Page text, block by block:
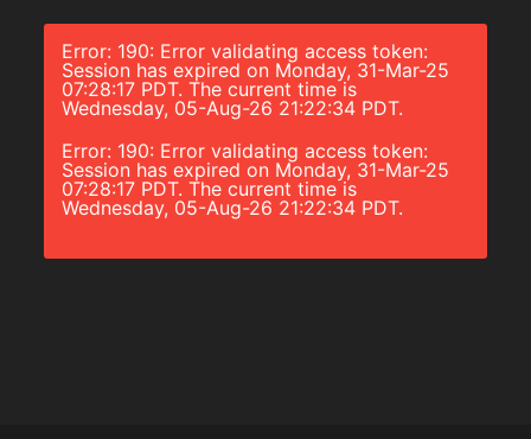
Error: 190: Error validating access token:
Session has expired on Monday, 31-Mar-25
07:28:17 PDT. The current time is
Wednesday, 05-Aug-26 21:22:34 PDT.
Error: 190: Error validating access token:
Session has expired on Monday, 31-Mar-25
07:28:17 PDT. The current time is
Wednesday, 05-Aug-26 21:22:34 PDT.